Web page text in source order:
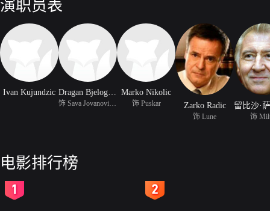
演职员表
Ivan Kujundzic Dragan Bjelogrlic
饰 Sava Jovanovic Sirog
Marko Nikolic
饰 Puskar Zarko Radic
饰 Lune 饰
电影排行榜